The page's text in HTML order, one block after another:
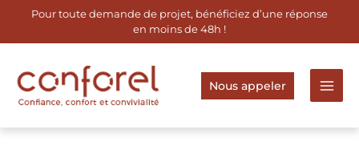
contenu
Pour toute demande de projet, bénéficiez d’une réponse
en moins de 48h !
Nous appeler